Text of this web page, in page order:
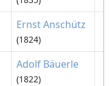
Ernst Anschütz
(1824)
Adolf Bäuerle
(1822)